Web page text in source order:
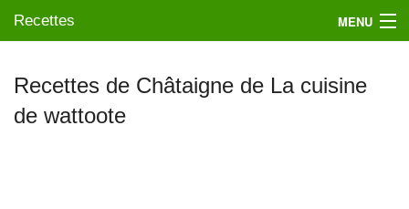
Recettes MENU
Mes blogs préférés
Recettes de Châtaigne de La cuisine
de wattoote